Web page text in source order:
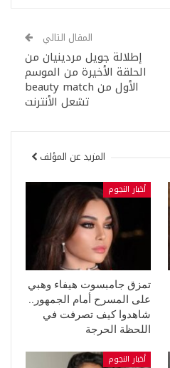
المقال التالي
إطلالة جويل مردينيان من
الحلقة الأخيرة من الموسم
الأول من beauty match
تشعل الأنترنت
المزيد عن المؤلف
أخبار النجوم
تمزق جامبسوت هيفاء وهبي
على المسرح أمام الجمهور..
شاهدوا كيف تصرفت في
اللحظة الحرجة
أخبار النجوم